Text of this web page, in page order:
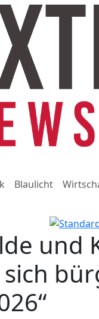
Blaulicht
und